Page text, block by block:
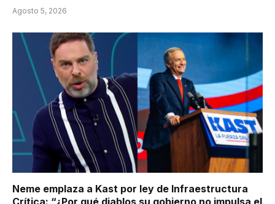
Agosto 5, 2026
Neme emplaza a Kast por ley de Infraestructura